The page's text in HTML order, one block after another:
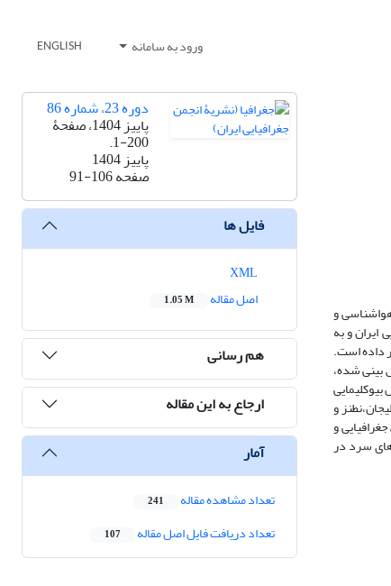
ورود به سامانه ENGLISH
و
و به
داده است.
بینی شده،
و
جغرافیایی و
سرد در
دوره 23، شماره 86
پاییز 1404، صفحۀ
200-1.
پاییز 1404
صفحه91-106
فایل ها
اصل مقاله
1.05 M
هم رسانی
ارجاع به این مقاله
آمار
تعداد مشاهده مقاله 241
تعداد دریافت فایل اصل مقاله 107